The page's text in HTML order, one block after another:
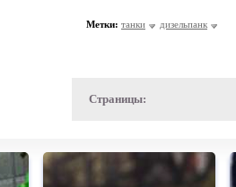
Метки: танки дизельпанк
Страницы: